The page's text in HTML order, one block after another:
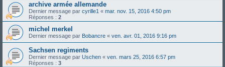
archive armée allemande
Dernier message par cyrille1 « mar. nov. 15, 2016 4:50 pm
Réponses : 2
michel merkel
Dernier message par Bobancre « ven. avr. 01, 2016 9:16 pm
Sachsen regiments
Dernier message par Uschen « ven. mars 25, 2016 6:57 pm
Réponses : 3